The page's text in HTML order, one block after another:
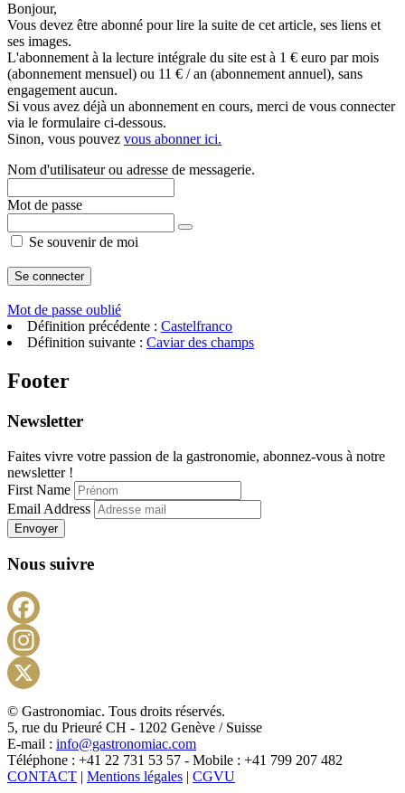
Bonjour,
Vous devez être abonné pour lire la suite de cet article, ses liens et
ses images.
L'abonnement à la lecture intégrale du site est à 1 € euro par mois
(abonnement mensuel) ou 11 € / an (abonnement annuel), sans
engagement aucun.
Si vous avez déjà un abonnement en cours, merci de vous connecter
via le formulaire ci-dessous.
Sinon, vous pouvez vous abonner ici.
Nom d'utilisateur ou adresse de messagerie.
Mot de passe
Se souvenir de moi
Mot de passe oublié
Définition précédente : Castelfranco
Définition suivante : Caviar des champs
Footer
Newsletter
Faites vivre votre passion de la gastronomie, abonnez-vous à notre
newsletter !
First Name
Email Address
Envoyer
Nous suivre
X
© Gastronomiac. Tous droits réservés.
5, rue du Prieuré CH - 1202 Genève / Suisse
E-mail : info@gastronomiac.com
Téléphone : +41 22 731 53 57 - Mobile : +41 799 207 482
CONTACT | Mentions légales | CGVU